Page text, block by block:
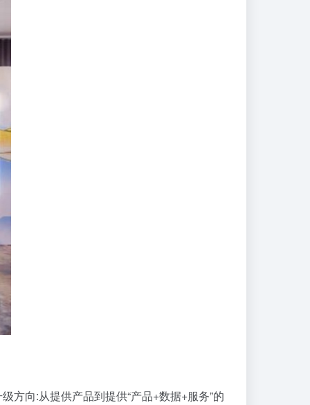
方向:从提供产品到提供“产品+数据+服务”的